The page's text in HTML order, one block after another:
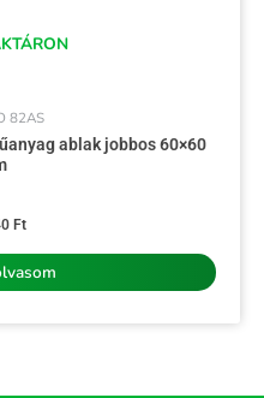
82AS
ablak jobbos 60×60
Ft